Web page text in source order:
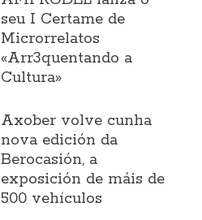
seu I Certame de
Microrrelatos
«Arr3quentando a
Cultura»
Axober volve cunha
nova edición da
Berocasión, a
exposición de máis de
500 vehículos